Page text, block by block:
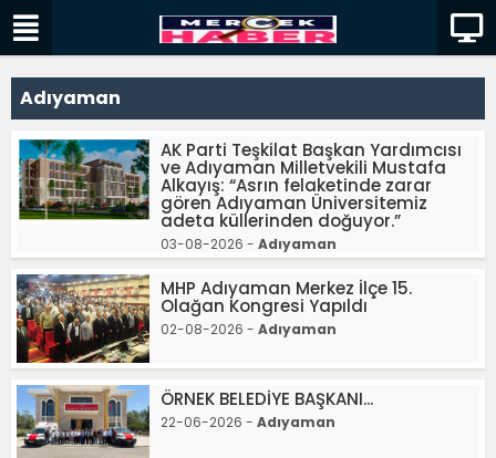
Adıyaman
AK Parti Teşkilat Başkan Yardımcısı
ve Adıyaman Milletvekili Mustafa
Alkayış: “Asrın felaketinde zarar
gören Adıyaman Üniversitemiz
adeta küllerinden doğuyor.”
03-08-2026 - Adıyaman
MHP Adıyaman Merkez İlçe 15.
Olağan Kongresi Yapıldı
02-08-2026 - Adıyaman
ÖRNEK BELEDİYE BAŞKANI...
22-06-2026 - Adıyaman